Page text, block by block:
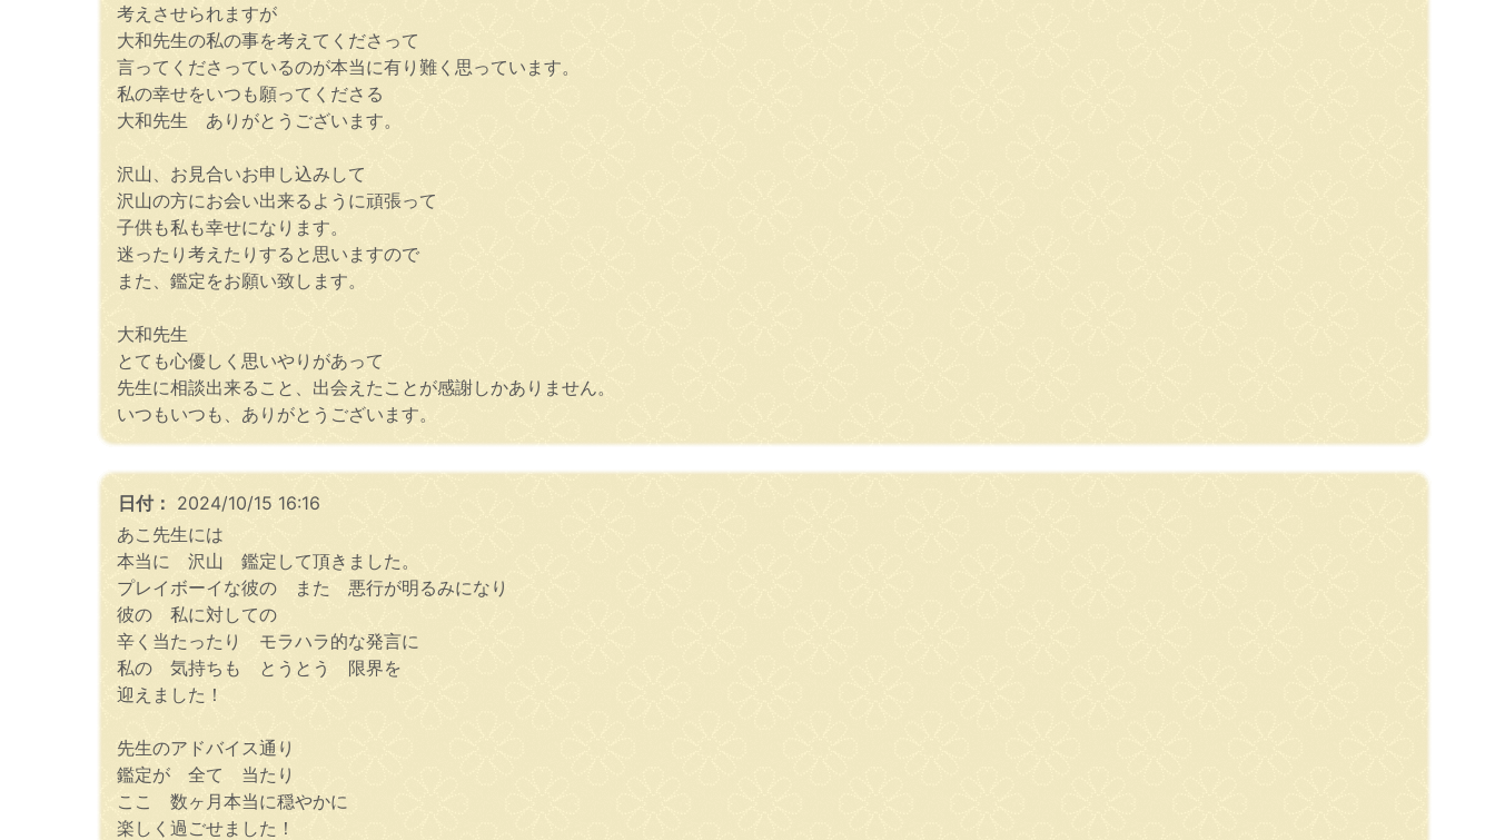
考えさせられますが
大和先生の私の事を考えてくださって
言ってくださっているのが本当に有り難く思っています。
私の幸せをいつも願ってくださる
大和先生 ありがとうございます。
沢山、お見合いお申し込みして
沢山の方にお会い出来るように頑張って
子供も私も幸せになります。
迷ったり考えたりすると思いますので
また、鑑定をお願い致します。
大和先生
とても心優しく思いやりがあって
先生に相談出来ること、出会えたことが感謝しかありません。
いつもいつも、ありがとうございます。
日付： 2024/10/15 16:16
あこ先生には
本当に 沢山 鑑定して頂きました。
プレイボーイな彼の また 悪行が明るみになり
彼の 私に対しての
辛く当たったり モラハラ的な発言に
私の 気持ちも とうとう 限界を
迎えました！
先生のアドバイス通り
鑑定が 全て 当たり
ここ 数ヶ月本当に穏やかに
楽しく過ごせました！